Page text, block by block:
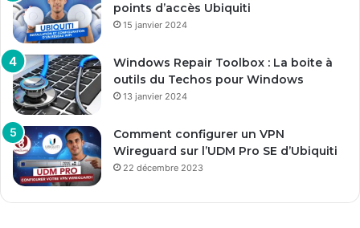
points d’accès Ubiquiti
15 janvier 2024
Windows Repair Toolbox : La boite à
outils du Techos pour Windows
13 janvier 2024
Comment configurer un VPN
Wireguard sur l’UDM Pro SE d’Ubiquiti
22 décembre 2023